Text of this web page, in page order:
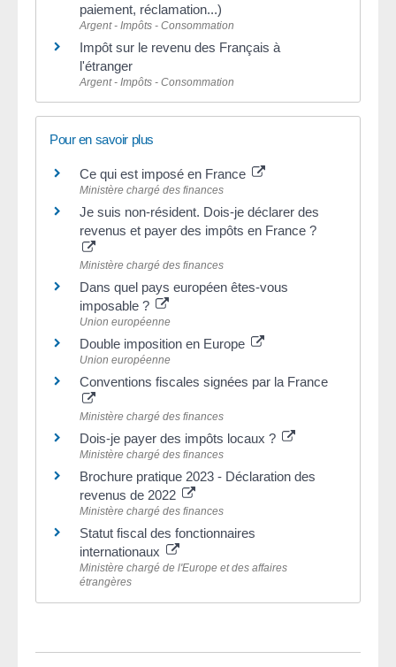
paiement, réclamation...)
Argent - Impôts - Consommation
Impôt sur le revenu des Français à
l'étranger
Argent - Impôts - Consommation
Pour en savoir plus
Ce qui est imposé en France
Ministère chargé des finances
Je suis non-résident. Dois-je déclarer des
revenus et payer des impôts en France ?
Ministère chargé des finances
Dans quel pays européen êtes-vous
imposable ?
Union européenne
Double imposition en Europe
Union européenne
Conventions fiscales signées par la France
Ministère chargé des finances
Dois-je payer des impôts locaux ?
Ministère chargé des finances
Brochure pratique 2023 - Déclaration des
revenus de 2022
Ministère chargé des finances
Statut fiscal des fonctionnaires
internationaux
Ministère chargé de l'Europe et des affaires
étrangères